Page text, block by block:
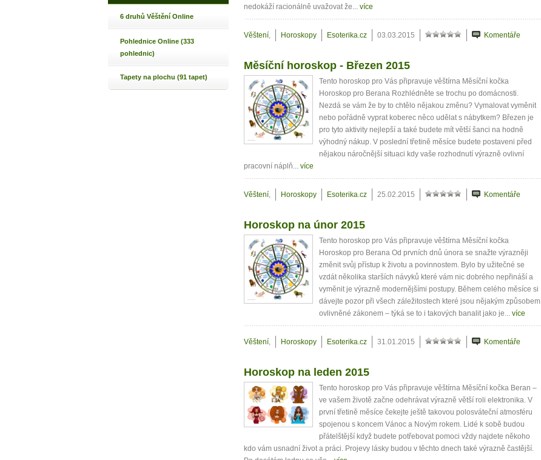
Jak být šťastnější
6 druhů Věštění Online
Pohlednice Online (333
pohlednic)
Tapety na plochu (91 tapet)
nedokáží racionálně uvažovat že... více
Věštení, Horoskopy Esoterika.cz 03.03.2015 Komentáře
Měsíční horoskop - Březen 2015
Tento horoskop pro Vás připravuje věštírna Měsíční kočka
Horoskop pro Berana Rozhlédněte se trochu po domácnosti.
Nezdá se vám že by to chtělo nějakou změnu? Vymalovat vyměnit
nebo pořádně vyprat koberec něco udělat s nábytkem? Březen je
pro tyto aktivity nejlepší a také budete mít větší šanci na hodně
výhodný nákup. V poslední třetině měsíce budete postaveni před
nějakou náročnější situaci kdy vaše rozhodnutí výrazně ovlivní
pracovní náplň... více
Věštení, Horoskopy Esoterika.cz 25.02.2015 Komentáře
Horoskop na únor 2015
Tento horoskop pro Vás připravuje věštírna Měsíční kočka
Horoskop pro Berana Od prvních dnů února se snažte výrazněji
změnit svůj přístup k životu a povinnostem. Bylo by užitečné se
vzdát několika starších návyků které vám nic dobrého nepřináší a
vyměnit je výrazně modernějšími postupy. Během celého měsíce si
dávejte pozor při všech záležitostech které jsou nějakým způsobem
ovlivněné zákonem – týká se to i takových banalit jako je... více
Věštení, Horoskopy Esoterika.cz 31.01.2015 Komentáře
Horoskop na leden 2015
Tento horoskop pro Vás připravuje věštírna Měsíční kočka Beran –
ve vašem životě začne odehrávat výrazně větší roli elektronika. V
první třetině měsíce čekejte ještě takovou polosváteční atmosféru
spojenou s koncem Vánoc a Novým rokem. Lidé k sobě budou
přátelštější když budete potřebovat pomoci vždy najdete někoho
kdo vám usnadní život a práci. Projevy lásky budou v těchto dnech také výrazně častější.